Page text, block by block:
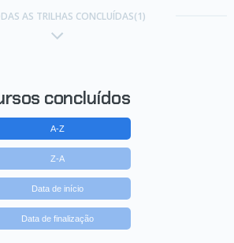
AS TRILHAS CONCLUÍDAS(1)
concluídos
A-Z
Z-A
Data de início
Data de finalização